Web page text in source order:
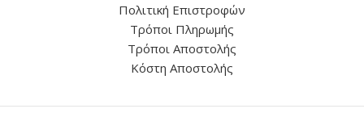
Πολιτική Επιστροφών
Τρόποι Πληρωμής
Τρόποι Αποστολής
Κόστη Αποστολής